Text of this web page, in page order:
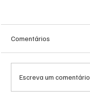
Comentários
Escreva um comentário